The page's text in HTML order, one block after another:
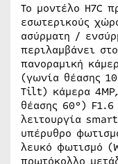
Το μοντέλο Η7C
εσωτερικούς
ασύρματη /
περιλαμβάνει
πανοραμική
(γωνία θέασης
Tilt) κάμερα
θέασης 60°)
λειτουργία
υπέρυθρο
λευκό φωτισμό